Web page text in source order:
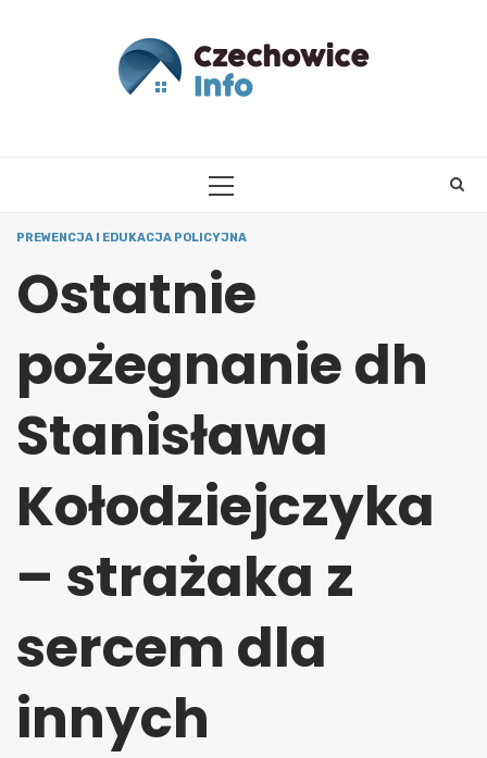
PRIMARY
PREWENCJA I EDUKACJA POLICYJNA
Ostatnie
pożegnanie dh
Stanisława
Kołodziejczyka
– strażaka z
sercem dla
innych